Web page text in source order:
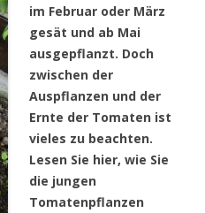
im Februar oder März
gesät und ab Mai
ausgepflanzt. Doch
zwischen der
Auspflanzen und der
Ernte der Tomaten ist
vieles zu beachten.
Lesen Sie hier, wie Sie
die jungen
Tomatenpflanzen